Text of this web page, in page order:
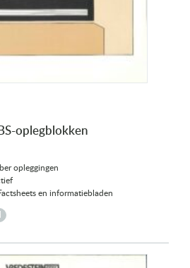
oplegblokken
opleggingen
en informatiebladen